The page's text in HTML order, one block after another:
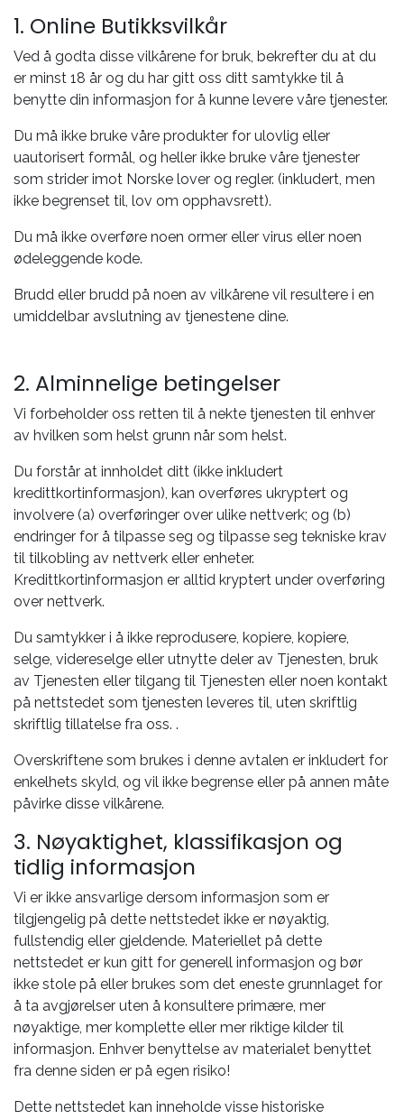
1. Online Butikksvilkår
Ved å godta disse vilkårene for bruk, bekrefter du at du
er minst 18 år og du har gitt oss ditt samtykke til å
benytte din informasjon for å kunne levere våre tjenester.
Du må ikke bruke våre produkter for ulovlig eller
uautorisert formål, og heller ikke bruke våre tjenester
som strider imot Norske lover og regler. (inkludert, men
ikke begrenset til, lov om opphavsrett).
Du må ikke overføre noen ormer eller virus eller noen
ødeleggende kode.
Brudd eller brudd på noen av vilkårene vil resultere i en
umiddelbar avslutning av tjenestene dine.
2. Alminnelige betingelser
Vi forbeholder oss retten til å nekte tjenesten til enhver
av hvilken som helst grunn når som helst.
Du forstår at innholdet ditt (ikke inkludert
kredittkortinformasjon), kan overføres ukryptert og
involvere (a) overføringer over ulike nettverk; og (b)
endringer for å tilpasse seg og tilpasse seg tekniske krav
til tilkobling av nettverk eller enheter.
Kredittkortinformasjon er alltid kryptert under overføring
over nettverk.
Du samtykker i å ikke reprodusere, kopiere, kopiere,
selge, videreselge eller utnytte deler av Tjenesten, bruk
av Tjenesten eller tilgang til Tjenesten eller noen kontakt
på nettstedet som tjenesten leveres til, uten skriftlig
skriftlig tillatelse fra oss. .
Overskriftene som brukes i denne avtalen er inkludert for
enkelhets skyld, og vil ikke begrense eller på annen måte
påvirke disse vilkårene.
3. Nøyaktighet, klassifikasjon og
tidlig informasjon
Vi er ikke ansvarlige dersom informasjon som er
tilgjengelig på dette nettstedet ikke er nøyaktig,
fullstendig eller gjeldende. Materiellet på dette
nettstedet er kun gitt for generell informasjon og bør
ikke stole på eller brukes som det eneste grunnlaget for
å ta avgjørelser uten å konsultere primære, mer
nøyaktige, mer komplette eller mer riktige kilder til
informasjon. Enhver benyttelse av materialet benyttet
fra denne siden er på egen risiko!
Dette nettstedet kan inneholde visse historiske